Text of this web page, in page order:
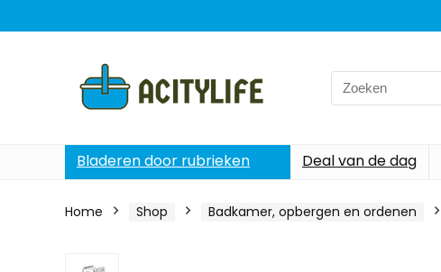
Search
for:
Bladeren door rubrieken Deal van de dag
Home Shop Badkamer, opbergen en ordenen